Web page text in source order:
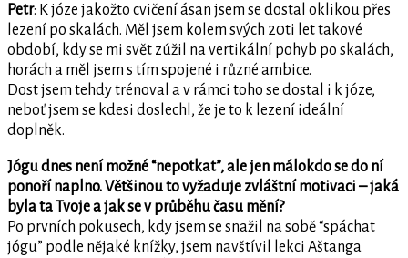
Petr: K józe jakožto cvičení ásan jsem se dostal oklikou přes
lezení po skalách. Měl jsem kolem svých 20ti let takové
období, kdy se mi svět zúžil na vertikální pohyb po skalách,
horách a měl jsem s tím spojené i různé ambice.
Dost jsem tehdy trénoval a v rámci toho se dostal i k józe,
neboť jsem se kdesi doslechl, že je to k lezení ideální
doplněk.
Jógu dnes není možné “nepotkat”, ale jen málokdo se do ní
ponoří naplno. Většinou to vyžaduje zvláštní motivaci – jaká
byla ta Tvoje a jak se v průběhu času mění?
Po prvních pokusech, kdy jsem se snažil na sobě “spáchat
jógu” podle nějaké knížky, jsem navštívil lekci Aštanga